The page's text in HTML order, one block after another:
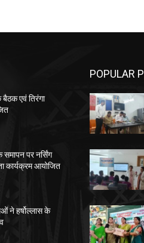
एवं तिरंगा
समापन पर नर्सिंग
कार्यक्रम आयोजित
ने हर्षोल्लास के
POPULAR